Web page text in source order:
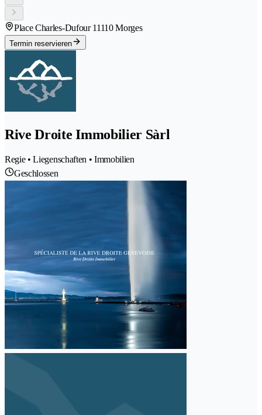
Place Charles-Dufour 11110 Morges
Termin reservieren
Rive Droite Immobilier Sàrl
Regie • Liegenschaften • Immobilien
Geschlossen